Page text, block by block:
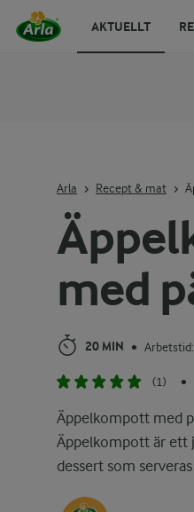
med
20 MIN •
(1) •
Äppelkompott med
Äppelkompott är
dessert som
Arla Recept & mat
AKTUELLT